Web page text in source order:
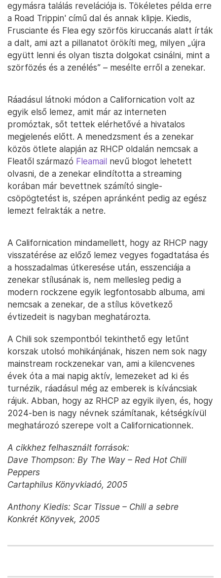
egymásra találás revelációja is. Tökéletes példa erre
a Road Trippin' című dal és annak klipje. Kiedis,
Frusciante és Flea egy szörfös kiruccanás alatt írták
a dalt, ami azt a pillanatot örökíti meg, milyen „újra
együtt lenni és olyan tiszta dolgokat csinálni, mint a
szörfözés és a zenélés” – mesélte erről a zenekar.
Ráadásul látnoki módon a Californication volt az
egyik első lemez, amit már az interneten
promóztak, sőt tettek elérhetővé a hivatalos
megjelenés előtt. A menedzsment és a zenekar
közös ötlete alapján az RHCP oldalán nemcsak a
Fleatől származó Fleamail nevű blogot lehetett
olvasni, de a zenekar elindította a streaming
korában már bevettnek számító single-
csöpögtetést is, szépen apránként pedig az egész
lemezt felrakták a netre.
A Californication mindamellett, hogy az RHCP nagy
visszatérése az előző lemez vegyes fogadtatása és
a hosszadalmas útkeresése után, esszenciája a
zenekar stílusának is, nem mellesleg pedig a
modern rockzene egyik legfontosabb albuma, ami
nemcsak a zenekar, de a stílus következő
évtizedeit is nagyban meghatározta.
A Chili sok szempontból tekinthető egy letűnt
korszak utolsó mohikánjának, hiszen nem sok nagy
mainstream rockzenekar van, ami a kilencvenes
évek óta a mai napig aktív, lemezeket ad ki és
turnézik, ráadásul még az emberek is kíváncsiak
rájuk. Abban, hogy az RHCP az egyik ilyen, és, hogy
2024-ben is nagy névnek számítanak, kétségkívül
meghatározó szerepe volt a Californicationnek.
A cikkhez felhasznált források:
Dave Thompson: By The Way – Red Hot Chili
Peppers
Cartaphilus Könyvkiadó, 2005
Anthony Kiedis: Scar Tissue – Chili a sebre
Konkrét Könyvek, 2005